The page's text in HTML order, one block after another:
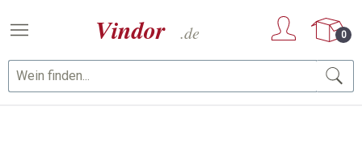
Zum Hauptinhalt springen
0